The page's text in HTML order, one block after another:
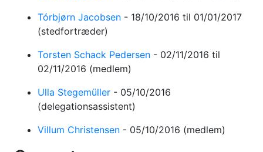
Tórbjørn Jacobsen - 18/10/2016 til 01/01/2017
(stedfortræder)
Torsten Schack Pedersen - 02/11/2016 til
02/11/2016 (medlem)
Ulla Stegemüller - 05/10/2016
(delegationsassistent)
Villum Christensen - 05/10/2016 (medlem)